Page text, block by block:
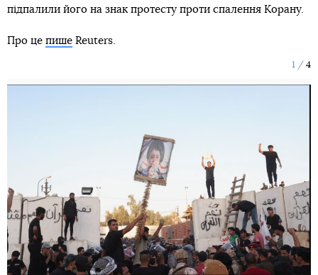
підпалили його на знак протесту проти спалення Корану.
Про це пише Reuters.
1 4